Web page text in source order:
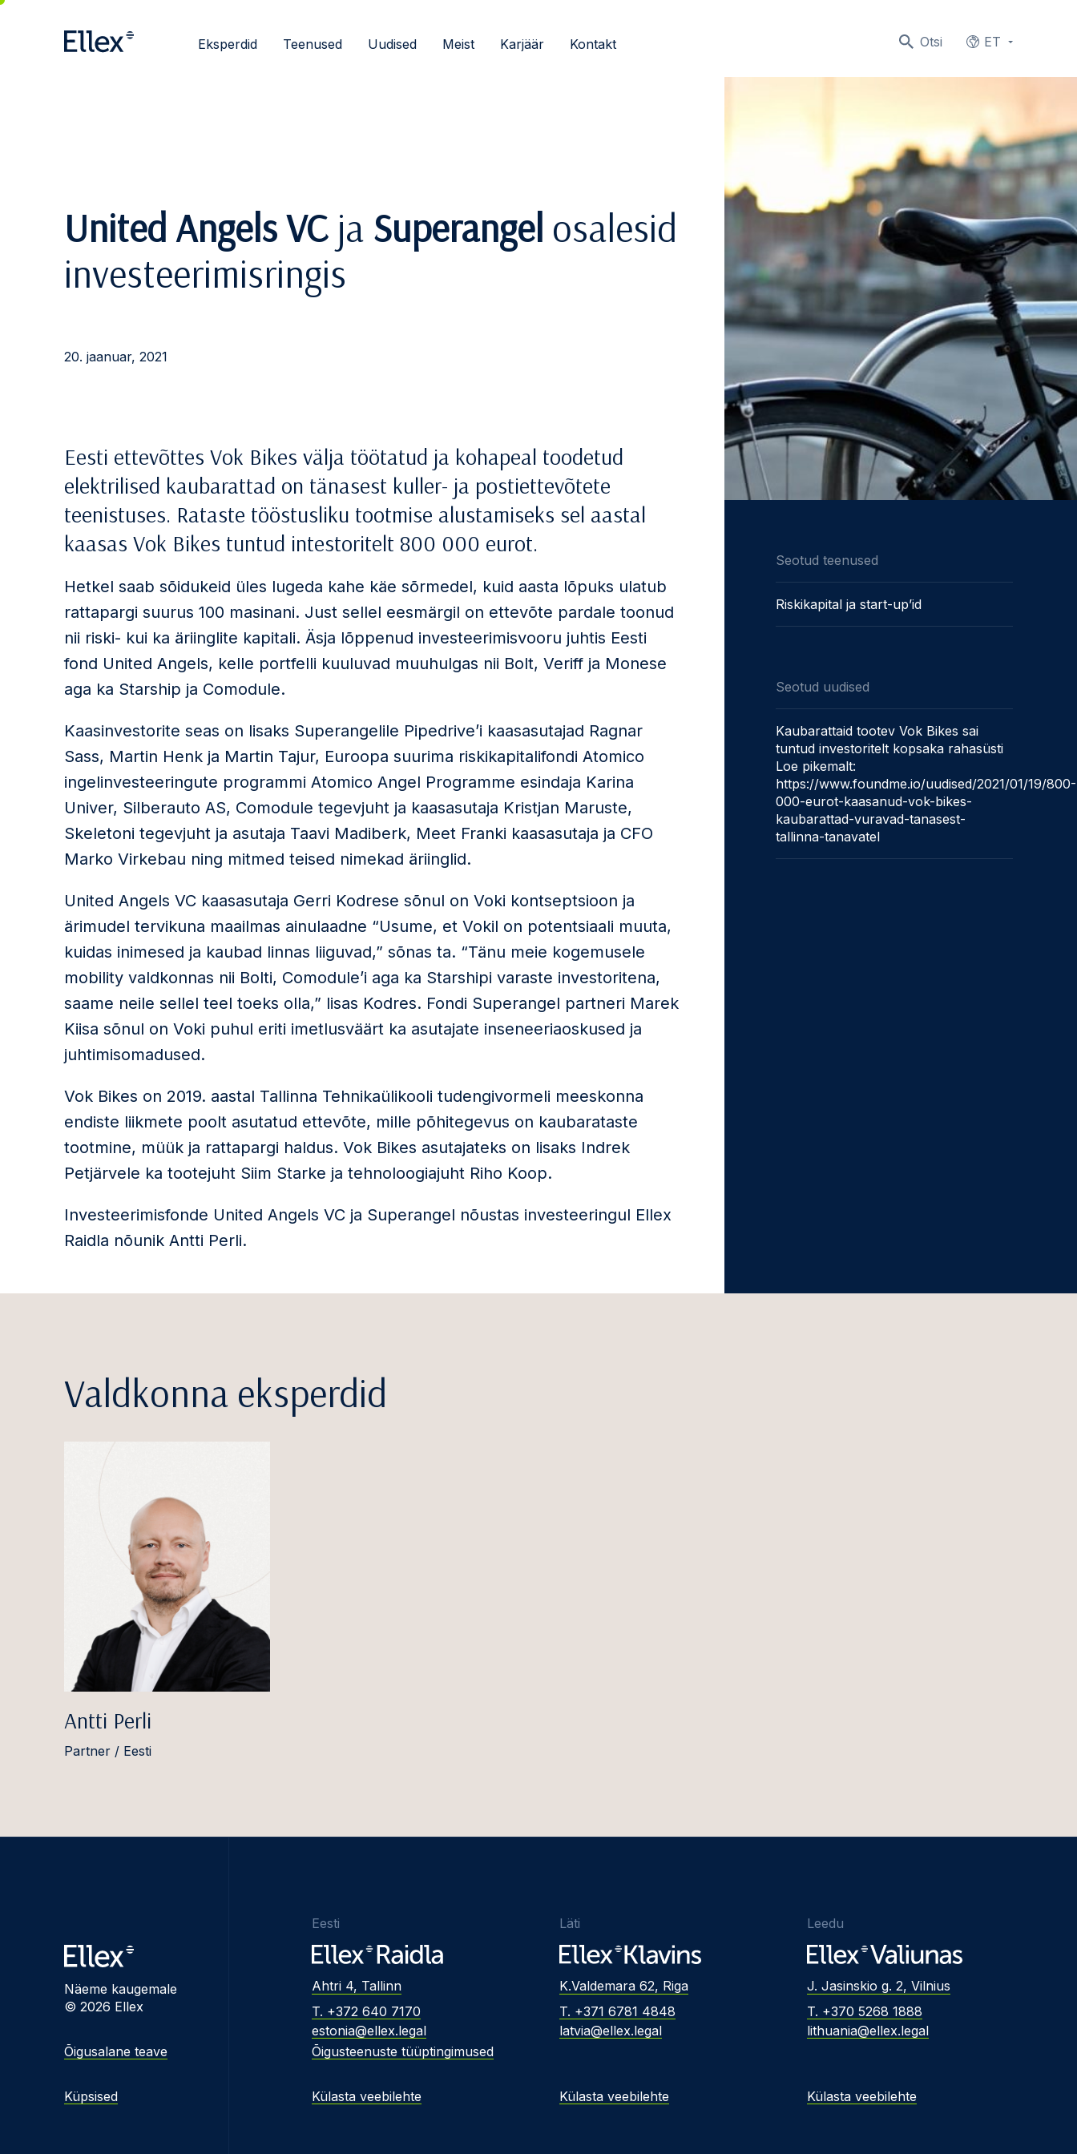
Otsi ET
Eksperdid Teenused Uudised Meist Karjäär Kontakt
United Angels VCja Superangel osalesid
investeerimisringis
20. jaanuar, 2021
Eesti ettevõttes Vok Bikes välja töötatud ja kohapeal toodetud
elektrilised kaubarattad on tänasest kuller- ja postiettevõtete
teenistuses. Rataste tööstusliku tootmise alustamiseks sel aastal
kaasas Vok Bikes tuntud intestoritelt 800 000 eurot.
Hetkel saab sõidukeid üles lugeda kahe käe sõrmedel, kuid aasta lõpuks ulatub
rattapargi suurus 100 masinani. Just sellel eesmärgil on ettevõte pardale toonud
nii riski- kui ka äriinglite kapitali. Äsja lõppenud investeerimisvooru juhtis Eesti
fond United Angels, kelle portfelli kuuluvad muuhulgas nii Bolt, Veriff ja Monese
aga ka Starship ja Comodule.
Kaasinvestorite seas on lisaks Superangelile Pipedrive’i kaasasutajad Ragnar
Sass, Martin Henk ja Martin Tajur, Euroopa suurima riskikapitalifondi Atomico
ingelinvesteeringute programmi Atomico Angel Programme esindaja Karina
Univer, Silberauto AS, Comodule tegevjuht ja kaasasutaja Kristjan Maruste,
Skeletoni tegevjuht ja asutaja Taavi Madiberk, Meet Franki kaasasutaja ja CFO
Marko Virkebau ning mitmed teised nimekad äriinglid.
United Angels VC kaasasutaja Gerri Kodrese sõnul on Voki kontseptsioon ja
ärimudel tervikuna maailmas ainulaadne “Usume, et Vokil on potentsiaali muuta,
kuidas inimesed ja kaubad linnas liiguvad,” sõnas ta. “Tänu meie kogemusele
mobility valdkonnas nii Bolti, Comodule’i aga ka Starshipi varaste investoritena,
saame neile sellel teel toeks olla,” lisas Kodres. Fondi Superangel partneri Marek
Kiisa sõnul on Voki puhul eriti imetlusväärt ka asutajate inseneeriaoskused ja
juhtimisomadused.
Vok Bikes on 2019. aastal Tallinna Tehnikaülikooli tudengivormeli meeskonna
endiste liikmete poolt asutatud ettevõte, mille põhitegevus on kaubarataste
tootmine, müük ja rattapargi haldus. Vok Bikes asutajateks on lisaks Indrek
Petjärvele ka tootejuht Siim Starke ja tehnoloogiajuht Riho Koop.
Investeerimisfonde United Angels VC ja Superangel nõustas investeeringul Ellex
Raidla nõunik Antti Perli.
Seotud teenused
Riskikapital ja start-up’id
Seotud uudised
Kaubarattaid tootev Vok Bikes sai
tuntud investoritelt kopsaka rahasüsti
Loe pikemalt:
https://www.foundme.io/uudised/2021/01/19/800-
000-eurot-kaasanud-vok-bikes-
kaubarattad-vuravad-tanasest-
tallinna-tanavatel
Valdkonna eksperdid
Antti Perli
Partner / Eesti
Näeme kaugemale
© 2026 Ellex
Õigusalane teave
Küpsised
Eesti
Ahtri 4, Tallinn
T. +372 640 7170
estonia@ellex.legal
Õigusteenuste tüüptingimused
Külasta veebilehte
Läti
K.Valdemara 62, Riga
T. +371 6781 4848
latvia@ellex.legal
Külasta veebilehte
Leedu
J. Jasinskio g. 2, Vilnius
T. +370 5268 1888
lithuania@ellex.legal
Külasta veebilehte